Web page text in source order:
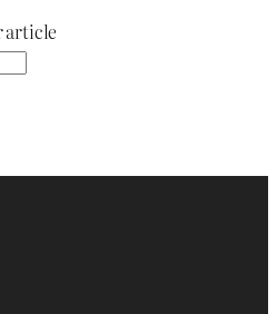
article